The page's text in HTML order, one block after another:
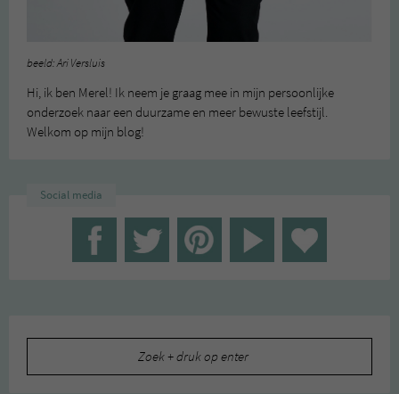
beeld: Ari Versluis
Hi, ik ben Merel! Ik neem je graag mee in mijn persoonlijke
onderzoek naar een duurzame en meer bewuste leefstijl.
Welkom op mijn blog!
Social media